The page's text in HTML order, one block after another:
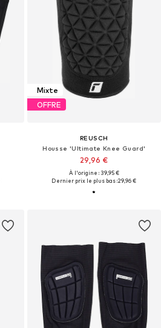
Mixte
OFFRE
REUSCH
Housse 'Ultimate Knee Guard'
29,96 €
À l'origine : 39,95 €
Dernier prix le plus bas :29,96 €